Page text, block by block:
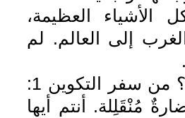
العظيمة،
الغرب إلى العالم. لم
وكما أشار كثيرون، من أين يأتي ذلك؟ من سفر التكوين 1:
مُنْقَلِلة. أنتم أيها